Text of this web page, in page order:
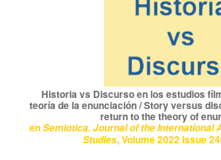
Historia vs Discurso en los estudios
teoría de la enunciación / Story versus
return to the theory of
enSemiotica. Journal of the International
Studies, Volume 2022 Issue